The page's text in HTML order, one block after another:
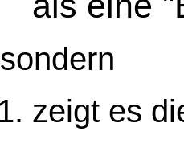
sondern
zeigt es